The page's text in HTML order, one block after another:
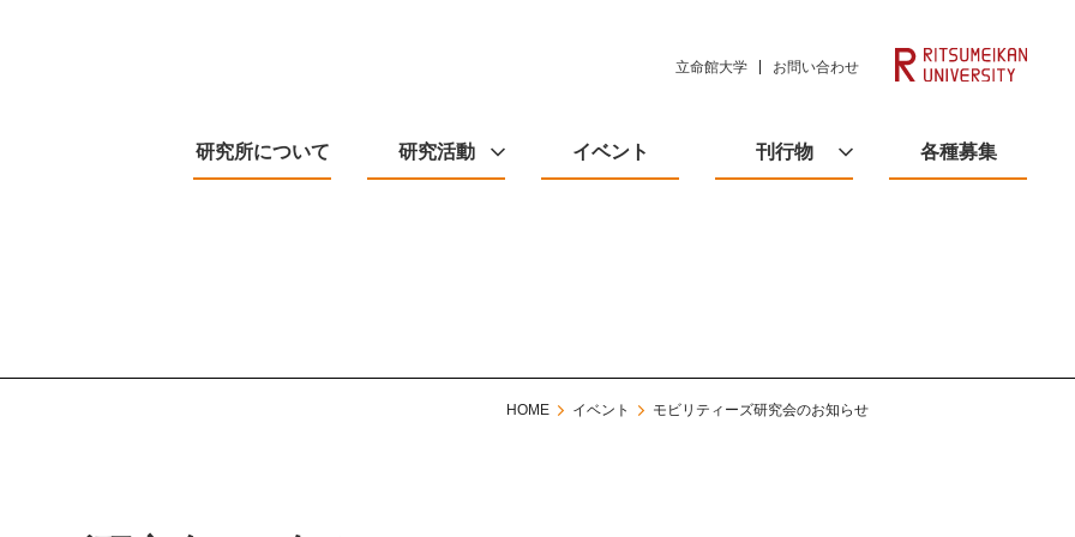
研究所について 研究活動 イベント 刊行物 各種募集
立命館大学 お問い合わせ
HOME イベント モビリティーズ研究会のお知らせ